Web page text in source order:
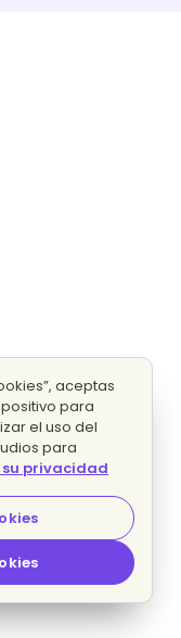
aceptas
para
el uso del
para
privacidad